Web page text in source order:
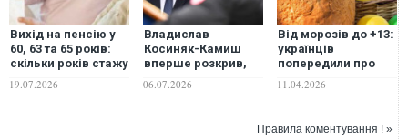
Вихід на пенсію у
60, 63 та 65 років:
скільки років стажу
українцям у 2026–
19.07.2026
Владислав
Косиняк-Камиш
вперше розкрив,
витратила на
06.07.2026
Від морозів до +13:
українців
попередили про
11.04.2026
Правила коментування ! »